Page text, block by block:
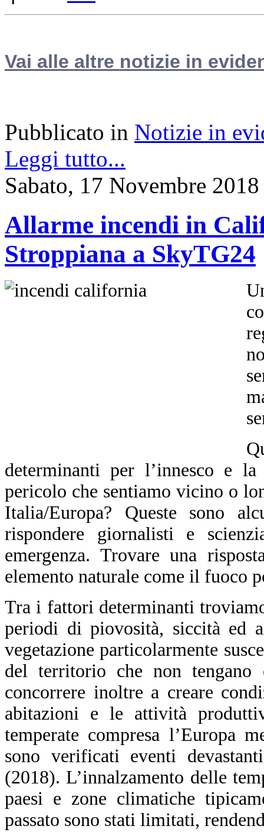
Vai alle altre notizie in
Pubblicato in Notizie in
Leggi tutto...
Sabato, 17 Novembre
Allarme incendi in
Stroppiana a SkyTG24
determinanti per l’innesco e
pericolo che sentiamo vicino o
Italia/Europa? Queste sono
rispondere giornalisti e
emergenza. Trovare una
elemento naturale come il fuoco
Tra i fattori determinanti
periodi di piovosità, siccità ed
vegetazione particolarmente
del territorio che non
concorrere inoltre a creare
abitazioni e le attività
temperate compresa l’Europa
sono verificati eventi
(2018). L’innalzamento delle
paesi e zone climatiche
passato sono stati limitati,